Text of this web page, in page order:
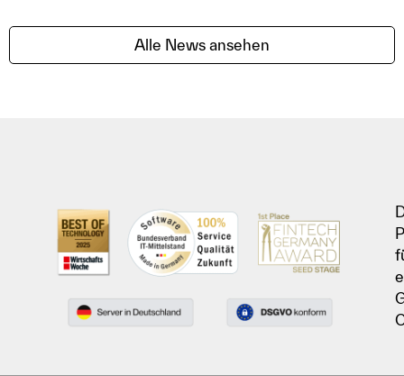
Alle News ansehen